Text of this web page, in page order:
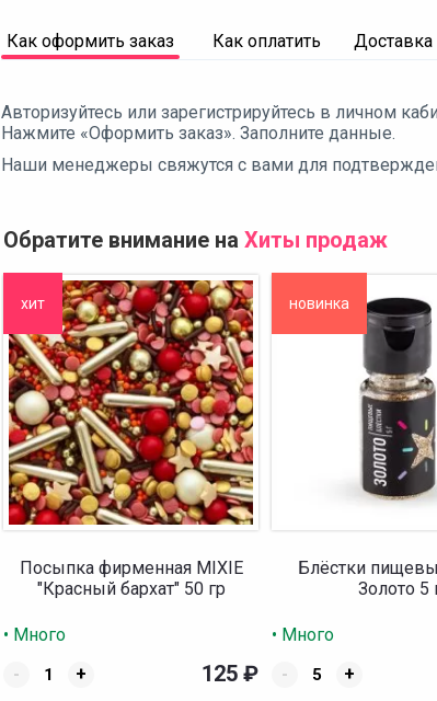
Как оформить заказ Как оплатить Доставка
Авторизуйтесь или зарегистрируйтесь в личном
Нажмите «Оформить заказ». Заполните данные.
Наши менеджеры свяжутся с вами для
Обратите внимание на Хиты продаж
хит
Посыпка фирменная MIXIE
"Красный бархат" 50 гр
• Много
-
+ 125₽
новинка
Блёстки
Золото 5
• Много
-
+